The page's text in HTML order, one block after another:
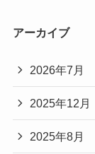
アーカイブ
2026年7月
2025年12月
2025年8月